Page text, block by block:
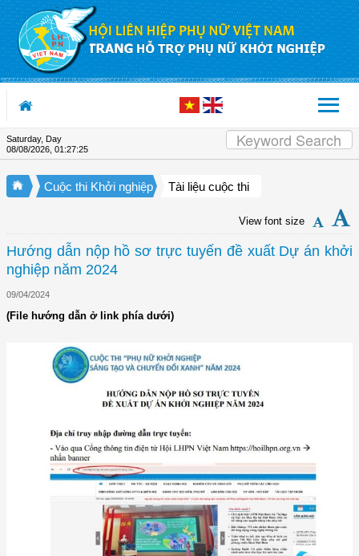
Skip to Content
Saturday, Day
08/08/2026 01:27:25
Cuộc thi Khởi nghiệp Tài liệu cuộc thi
View font size
Hướng dẫn nộp hồ sơ trực tuyến đề xuất Dự án khởi
nghiệp năm 2024
09/04/2024
(File hướng dẫn ở link phía dưới)